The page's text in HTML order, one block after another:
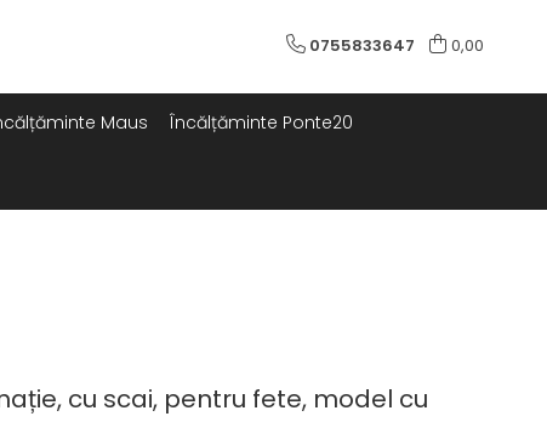
0755833647 0,00
Maus Încălțăminte Ponte20
cu scai, pentru fete, model cu